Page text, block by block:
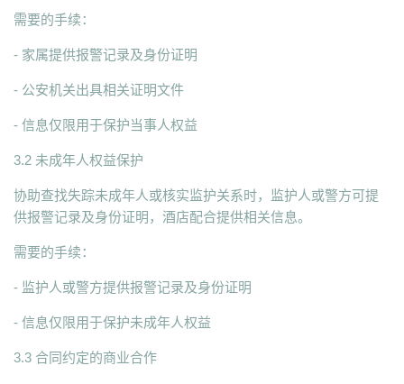
需要的手续：
- 家属提供报警记录及身份证明
- 公安机关出具相关证明文件
- 信息仅限用于保护当事人权益
3.2 未成年人权益保护
协助查找失踪未成年人或核实监护关系时，监护人或警方可提
供报警记录及身份证明，酒店配合提供相关信息。
需要的手续：
- 监护人或警方提供报警记录及身份证明
- 信息仅限用于保护未成年人权益
3.3 合同约定的商业合作